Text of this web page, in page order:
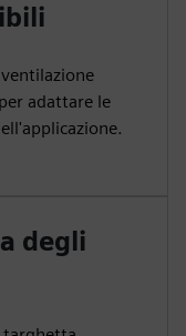
adattare le
degli